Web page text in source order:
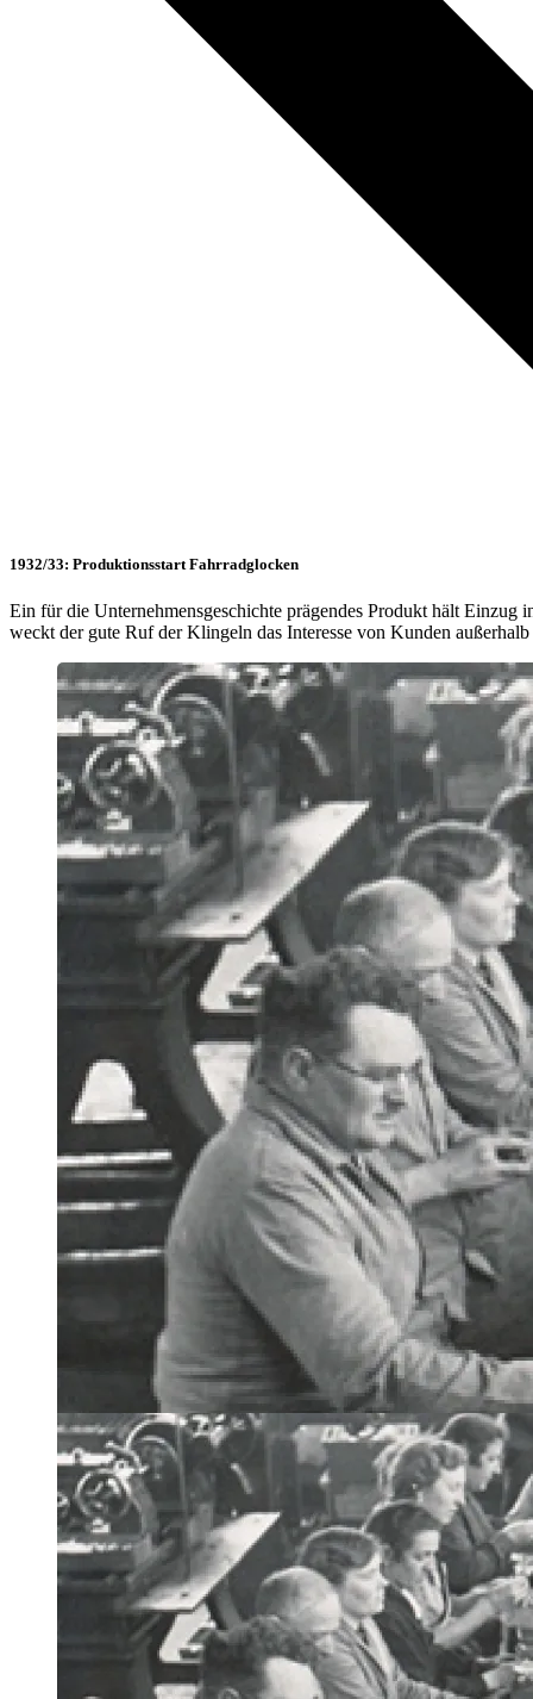
1932/33: Produktionsstart Fahrradglocken
Ein für die Unternehmensgeschichte prägendes Produkt hält
weckt der gute Ruf der Klingeln das Interesse von Kunden